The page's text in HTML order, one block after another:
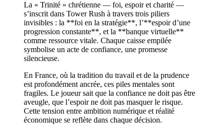
La « Trinité » chrétienne — foi, espoir et charité —
s’inscrit dans Tower Rush à travers trois piliers
invisibles : la **foi en la stratégie**, l’**espoir d’une
progression constante**, et la **banque virtuelle**
comme ressource vitale. Chaque caisse empilée
symbolise un acte de confiance, une promesse
silencieuse.
En France, où la tradition du travail et de la prudence
est profondément ancrée, ces piles mentales sont
fragiles. Le joueur sait que la confiance ne doit pas être
aveugle, que l’espoir ne doit pas masquer le risque.
Cette tension entre ambition numérique et réalité
économique se reflète dans chaque décision.